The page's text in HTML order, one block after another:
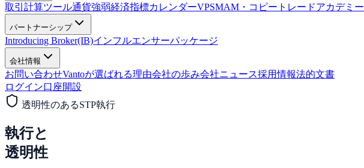
取引計算ツール通貨強弱経済指標カレンダーVPSMAM・コピートレードアカデミー
パートナーシップ
Introducing Broker(IB)インフルエンサーパッケージ
会社情報
お問い合わせVantoが選ばれる理由会社の歩み会社ニュース採用情報法的文書
ログイン口座開設
透明性のあるSTP執行
執行と
透明性